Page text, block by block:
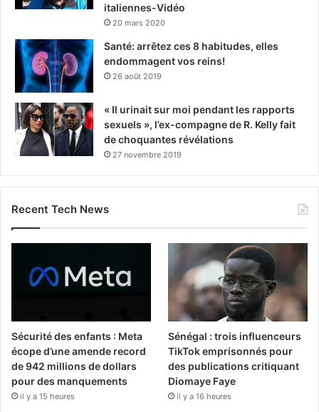
italiennes-Vidéo
20 mars 2020
Santé: arrêtez ces 8 habitudes, elles
endommagent vos reins!
26 août 2019
« Il urinait sur moi pendant les rapports
sexuels », l’ex-compagne de R. Kelly fait
de choquantes révélations
27 novembre 2019
Recent Tech News
Sécurité des enfants : Meta
écope d’une amende record
de 942 millions de dollars
pour des manquements
il y a 15 heures
Sénégal : trois influenceurs
TikTok emprisonnés pour
des publications critiquant
Diomaye Faye
il y a 16 heures